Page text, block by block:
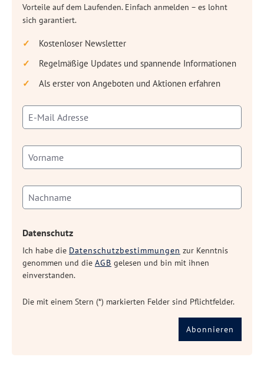
Vorteile auf dem Laufenden. Einfach anmelden – es lohnt
sich garantiert.
Kostenloser Newsletter
Regelmäßige Updates und spannende Informationen
Als erster von Angeboten und Aktionen erfahren
Datenschutz
Ich habe die Datenschutzbestimmungen zur Kenntnis
genommen und die AGB gelesen und bin mit ihnen
einverstanden.
Die mit einem Stern (*) markierten Felder sind Pflichtfelder.
Abonnieren